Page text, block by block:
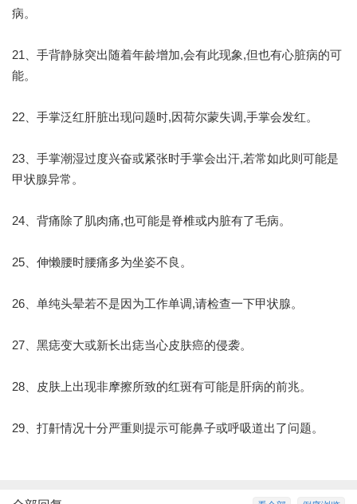
病。
21、手背静脉突出随着年龄增加,会有此现象,但也有心脏病的可
能。
22、手掌泛红肝脏出现问题时,因荷尔蒙失调,手掌会发红。
23、手掌潮湿过度兴奋或紧张时手掌会出汗,若常如此则可能是
甲状腺异常。
24、背痛除了肌肉痛,也可能是脊椎或内脏有了毛病。
25、伸懒腰时腰痛多为坐姿不良。
26、单纯头晕若不是因为工作单调,请检查一下甲状腺。
27、黑痣变大或新长出痣当心皮肤癌的侵袭。
28、皮肤上出现非摩擦所致的红斑有可能是肝病的前兆。
29、打鼾情况十分严重则提示可能鼻子或呼吸道出了问题。